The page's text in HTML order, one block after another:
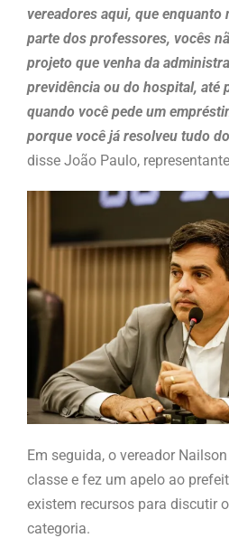
vereadores aqui, que enquanto
parte dos professores, vocês
projeto que venha da
previdência ou do hospital, até
quando você pede um
porque você já resolveu tudo
disse João Paulo,
Em seguida, o vereador
classe e fez um apelo ao
existem recursos para discutir
categoria.